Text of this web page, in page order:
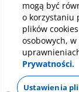
Polityka prywatności
Mapa strony
mogą być
o korzystaniu
plików
osobowych,
Prywatności.
Ustawienia